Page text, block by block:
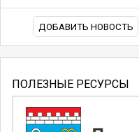
ДОБАВИТЬ НОВОСТЬ
ПОЛЕЗНЫЕ РЕСУРСЫ